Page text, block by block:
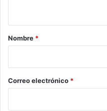
r
*
Nombre *
Correo electrónico *